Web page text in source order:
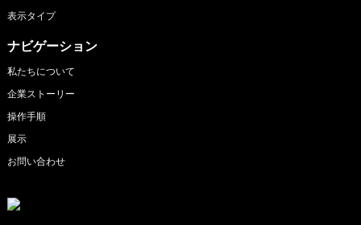
表示タイプ
ナビゲーション
私たちについて
企業ストーリー
操作手順
展示
お問い合わせ